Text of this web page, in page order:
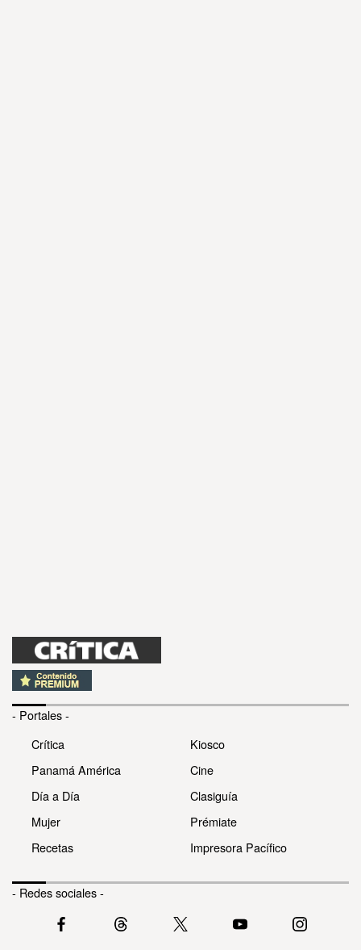
- Portales -
Crítica
Panamá América
Día a Día
Mujer
Recetas
Kiosco
Cine
Clasiguía
Prémiate
Impresora Pacífico
- Redes sociales -